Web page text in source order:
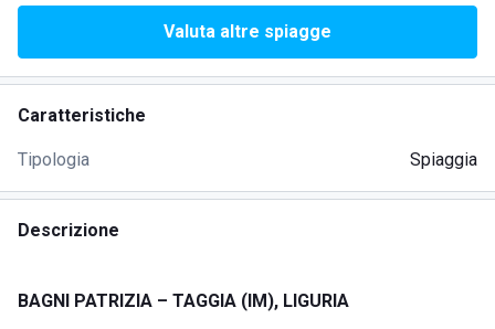
Valuta altre spiagge
Caratteristiche
Tipologia Spiaggia
Descrizione
BAGNI PATRIZIA – TAGGIA (IM), LIGURIA